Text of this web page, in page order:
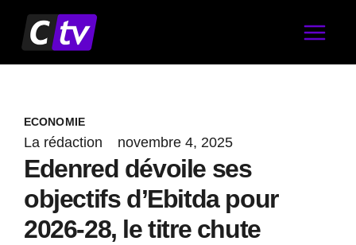
contenu
ECONOMIE
La rédaction novembre 4, 2025
Edenred dévoile ses
objectifs d’Ebitda pour
2026-28, le titre chute